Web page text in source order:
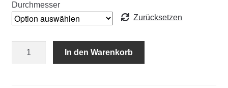
Durchmesser
Zurücksetzen
Ellipsengitter
In den Warenkorb